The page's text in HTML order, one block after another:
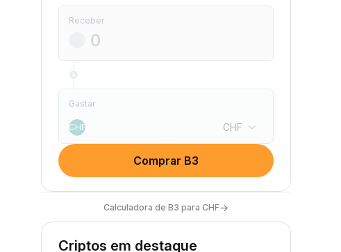
Receber
Gastar
CHF CHF
Comprar B3
Calculadora de B3 para CHF→
Criptos em destaque